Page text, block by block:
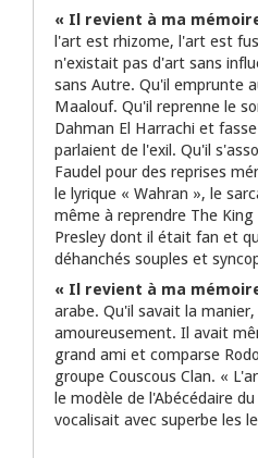
« Il revient à ma
l'art est rhizome, l'art est
n'existait pas d'art sans
sans Autre. Qu'il emprunte
Maalouf. Qu'il reprenne le
Dahman El Harrachi et
parlaient de l'exil. Qu'il
Faudel pour des reprises
le lyrique « Wahran », le
même à reprendre The King
Presley dont il était fan et
déhanchés souples et
« Il revient à ma
arabe. Qu'il savait la
amoureusement. Il avait
grand ami et comparse
groupe Couscous Clan. «
le modèle de l'Abécédaire
vocalisait avec superbe les